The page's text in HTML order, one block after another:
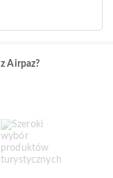
Airpaz?